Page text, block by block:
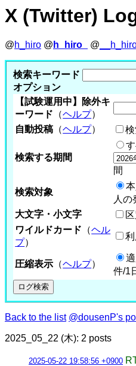
X (Twitter)
@h_hiro @ h_hiro_ @
検索キーワード
オプション
【試験運用中】除外キ
ーワード （ヘルプ）
自動投稿 （ヘルプ）
検索する期間
間
検索対象
人の
大文字・小文字
ワイルドカード （ヘル
プ）
圧縮表示 （ヘルプ）
件/1
Back to the list @dousenP's
2025_05_22 (木): 2 posts
2025-05-22 19:58:56 +0900